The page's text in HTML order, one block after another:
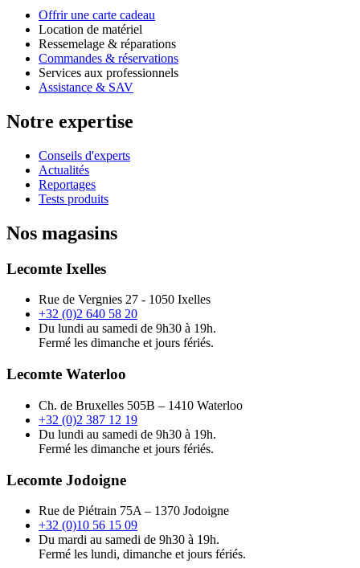
Offrir une carte cadeau
Location de matériel
Ressemelage & réparations
Commandes & réservations
Services aux professionnels
Assistance & SAV
Notre expertise
Conseils d'experts
Actualités
Reportages
Tests produits
Nos magasins
Lecomte Ixelles
Rue de Vergnies 27 - 1050 Ixelles
+32 (0)2 640 58 20
Du lundi au samedi de 9h30 à 19h.
Fermé les dimanche et jours fériés.
Lecomte Waterloo
Ch. de Bruxelles 505B – 1410 Waterloo
+32 (0)2 387 12 19
Du lundi au samedi de 9h30 à 19h.
Fermé les dimanche et jours fériés.
Lecomte Jodoigne
Rue de Piétrain 75A – 1370 Jodoigne
+32 (0)10 56 15 09
Du mardi au samedi de 9h30 à 19h.
Fermé les lundi, dimanche et jours fériés.